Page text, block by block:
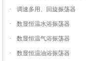
· 调速多用、回旋振荡器
· 数显恒温水浴振荡器
· 数显恒温气浴振荡器
· 数显恒温油浴振荡器